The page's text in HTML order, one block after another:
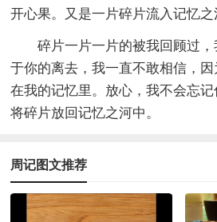
开心果。又是一片碎片流入记忆之
碎片一片一片的被我回顾过
于你的离去，我一直不敢相信，
在我的记忆里。放心，我不会忘
将碎片放回记忆之河中。
周记图文推荐